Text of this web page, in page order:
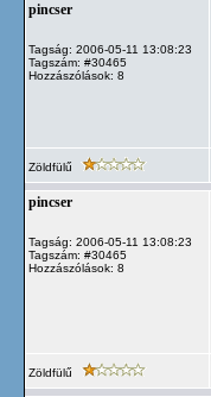
pincser
Tagság: 2006-05-11 13:08:23
Tagszám: #30465
Hozzászólások: 8
Zöldfülű
pincser
Tagság: 2006-05-11 13:08:23
Tagszám: #30465
Hozzászólások: 8
Zöldfülű